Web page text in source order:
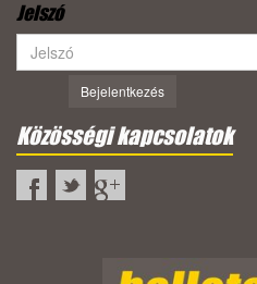
Jelszó
Bejelentkezés
Közösségi kapcsolatok